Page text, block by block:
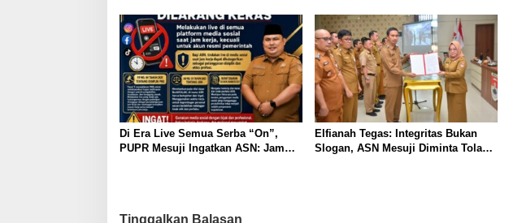
Kompetisi Igornas Tingkat Provinsi
Ke Lampung Utara
Di Era Live Semua Serba “On”,
PUPR Mesuji Ingatkan ASN: Jam
Elfianah Tegas: Integritas Bukan
Slogan, ASN Mesuji Diminta Tolak
Tinggalkan Balasan